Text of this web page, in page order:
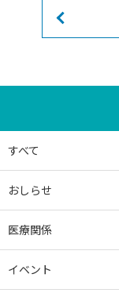
すべて
おしらせ
医療関係
イベント